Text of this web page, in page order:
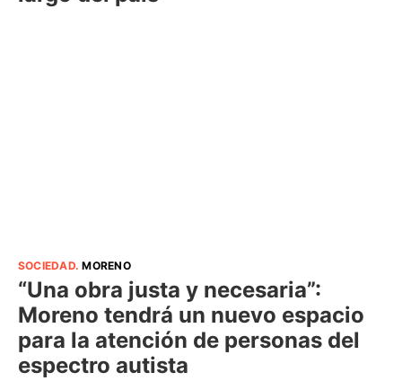
SOCIEDAD.MORENO
“Una obra justa y necesaria”:
Moreno tendrá un nuevo espacio
para la atención de personas del
espectro autista